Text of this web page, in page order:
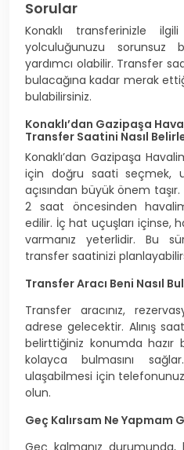
Sorular
Konaklı transferinizle
yolculuğunuzu sorunsuz
yardımcı olabilir. Transfer
bulacağına kadar merak
bulabilirsiniz.
Konaklı’dan Gazipaşa
Transfer Saatini Nasıl
Konaklı’dan Gazipaşa
için doğru saati seçmek,
açısından büyük önem
2 saat öncesinden
edilir. İç hat uçuşları içinse,
varmanız yeterlidir. Bu
transfer saatinizi
Transfer Aracı Beni Nasıl
Transfer aracınız,
adrese gelecektir. Alınış
belirttiğiniz konumda hazır
kolayca bulmasını
ulaşabilmesi için
olun.
Geç Kalırsam Ne Yapmam